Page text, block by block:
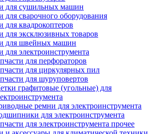
для сушильных машин
для сварочного оборудования
для квадрокоптеров
для эксклюзивных товаров
для швейных машин
для электроинструмента
для перфораторов
для циркулярных пил
для шуруповертов
графитовые (угольные) для
ремни для электроинструмента
для электроинструмента
для электроинструмента прочее